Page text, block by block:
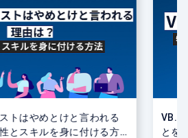
トはやめとけと言われる
とスキルを身に付ける方
とを